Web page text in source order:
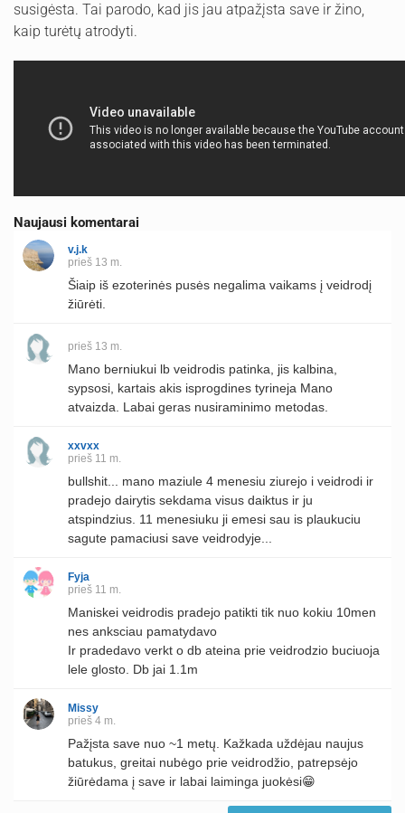
susigėsta. Tai parodo, kad jis jau atpažįsta save ir žino,
kaip turėtų atrodyti.
Naujausi komentarai
v.j.k
prieš 13 m.
Šiaip iš ezoterinės pusės negalima vaikams į veidrodį
žiūrėti.
prieš 13 m.
Mano berniukui lb veidrodis patinka, jis kalbina,
sypsosi, kartais akis isprogdines tyrineja Mano
atvaizda. Labai geras nusiraminimo metodas.
xxvxx
prieš 11 m.
bullshit... mano maziule 4 menesiu ziurejo i veidrodi ir
pradejo dairytis sekdama visus daiktus ir ju
atspindzius. 11 menesiuku ji emesi sau is plaukuciu
sagute pamaciusi save veidrodyje...
Fyja
prieš 11 m.
Maniskei veidrodis pradejo patikti tik nuo kokiu 10men
nes anksciau pamatydavo
Ir pradedavo verkt o db ateina prie veidrodzio buciuoja
lele glosto. Db jai 1.1m
Missy
prieš 4 m.
Pažįsta save nuo ~1 metų. Kažkada uždėjau naujus
batukus, greitai nubėgo prie veidrodžio, patrepsėjo
žiūrėdama į save ir labai laiminga juokėsi😁